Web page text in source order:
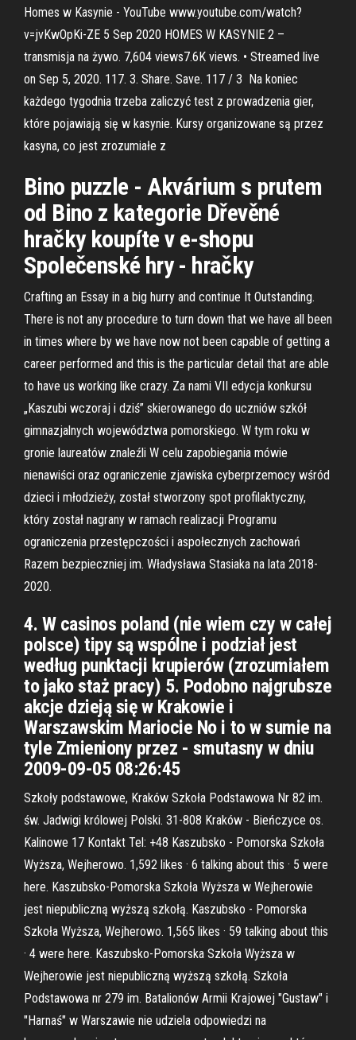
Homes w Kasynie - YouTube www.youtube.com/watch?
v=jvKwOpKi-ZE 5 Sep 2020 HOMES W KASYNIE 2 –
transmisja na żywo. 7,604 views7.6K views. • Streamed live
on Sep 5, 2020. 117. 3. Share. Save. 117 / 3 Na koniec
każdego tygodnia trzeba zaliczyć test z prowadzenia gier,
które pojawiają się w kasynie. Kursy organizowane są przez
kasyna, co jest zrozumiałe z
Bino puzzle - Akvárium s prutem
od Bino z kategorie Dřevěné
hračky koupíte v e-shopu
Společenské hry - hračky
Crafting an Essay in a big hurry and continue It Outstanding.
There is not any procedure to turn down that we have all been
in times where by we have now not been capable of getting a
career performed and this is the particular detail that are able
to have us working like crazy. Za nami VII edycja konkursu
„Kaszubi wczoraj i dziś” skierowanego do uczniów szkół
gimnazjalnych województwa pomorskiego. W tym roku w
gronie laureatów znaleźli W celu zapobiegania mówie
nienawiści oraz ograniczenie zjawiska cyberprzemocy wśród
dzieci i młodzieży, został stworzony spot profilaktyczny,
który został nagrany w ramach realizacji Programu
ograniczenia przestępczości i aspołecznych zachowań
Razem bezpieczniej im. Władysława Stasiaka na lata 2018-
2020.
4. W casinos poland (nie wiem czy w całej
polsce) tipy są wspólne i podział jest
według punktacji krupierów (zrozumiałem
to jako staż pracy) 5. Podobno najgrubsze
akcje dzieją się w Krakowie i
Warszawskim Mariocie No i to w sumie na
tyle Zmieniony przez - smutasny w dniu
2009-09-05 08:26:45
Szkoły podstawowe, Kraków Szkoła Podstawowa Nr 82 im.
św. Jadwigi królowej Polski. 31-808 Kraków - Bieńczyce os.
Kalinowe 17 Kontakt Tel: +48 Kaszubsko - Pomorska Szkoła
Wyższa, Wejherowo. 1,592 likes · 6 talking about this · 5 were
here. Kaszubsko-Pomorska Szkoła Wyższa w Wejherowie
jest niepubliczną wyższą szkołą. Kaszubsko - Pomorska
Szkoła Wyższa, Wejherowo. 1,565 likes · 59 talking about this
· 4 were here. Kaszubsko-Pomorska Szkoła Wyższa w
Wejherowie jest niepubliczną wyższą szkołą. Szkoła
Podstawowa nr 279 im. Batalionów Armii Krajowej "Gustaw" i
"Harnaś" w Warszawie nie udziela odpowiedzi na